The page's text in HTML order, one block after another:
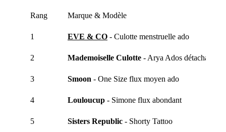
Rang Marque & Modèle
1 EVE & CO - Culotte menstruelle ado
2 Mademoiselle Culotte - Arya Ados détachable
3 Smoon - One Size flux moyen ado
4 Louloucup - Simone flux abondant
5 Sisters Republic - Shorty Tattoo